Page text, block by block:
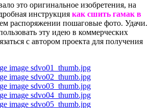
это оригинальное изобретения, на
инструкция как сшить гамак в
распоряжении пошаговые фото. Удачи.
эту идею в коммерческих
с автором проекта для получения